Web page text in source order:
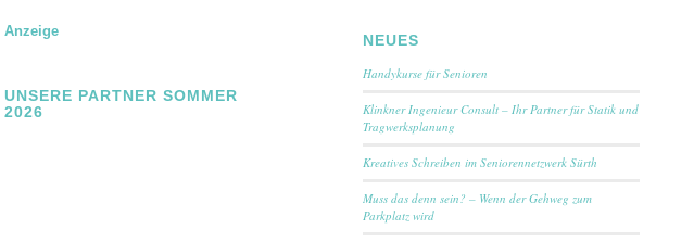
Anzeige
UNSERE PARTNER SOMMER
2026
NEUES
Handykurse für Senioren
Klinkner Ingenieur Consult – Ihr Partner für Statik und
Tragwerksplanung
Kreatives Schreiben im Seniorennetzwerk Sürth
Muss das denn sein? – Wenn der Gehweg zum
Parkplatz wird